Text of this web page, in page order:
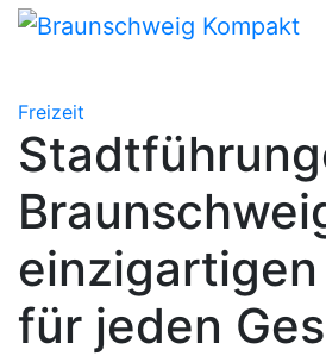
Zum
Inhalt
Freizeit
einzigartigen
für jeden